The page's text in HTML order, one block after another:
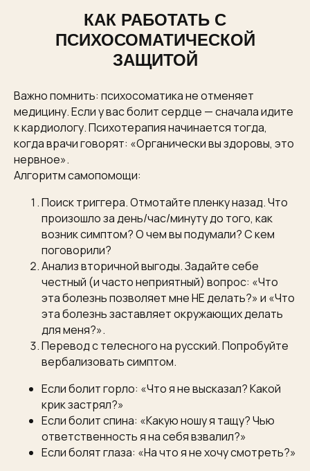
КАК РАБОТАТЬ С
ПСИХОСОМАТИЧЕСКОЙ
ЗАЩИТОЙ
Важно помнить: психосоматика не отменяет
медицину. Если у вас болит сердце — сначала идите
к кардиологу. Психотерапия начинается тогда,
когда врачи говорят: «Органически вы здоровы, это
нервное».
Алгоритм самопомощи:
Поиск триггера. Отмотайте пленку назад. Что
произошло за день/час/минуту до того, как
возник симптом? О чем вы подумали? С кем
поговорили?
Анализ вторичной выгоды. Задайте себе
честный (и часто неприятный) вопрос: «Что
эта болезнь позволяет мне НЕ делать?» и «Что
эта болезнь заставляет окружающих делать
для меня?».
Перевод с телесного на русский. Попробуйте
вербализовать симптом.
Если болит горло: «Что я не высказал? Какой
крик застрял?»
Если болит спина: «Какую ношу я тащу? Чью
ответственность я на себя взвалил?»
Если болят глаза: «На что я не хочу смотреть?»